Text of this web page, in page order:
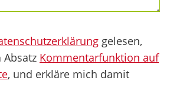
gelesen,
Kommentarfunktion auf
, und erkläre mich damit